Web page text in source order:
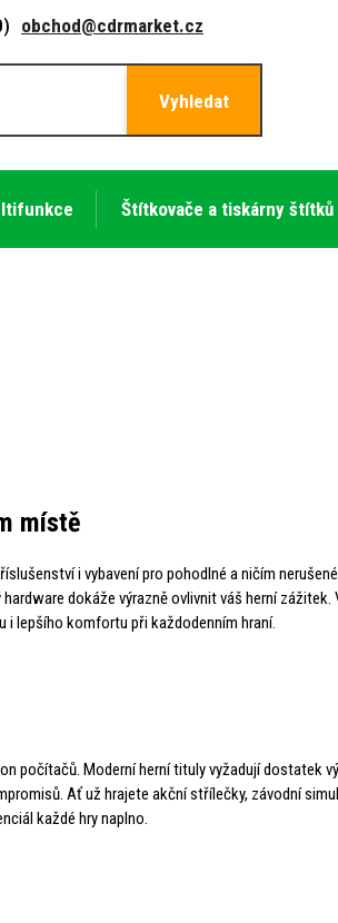
obchod@cdrmarket.cz
Vyhledat
Štítkovače a tiskárny štítků
místě
i vybavení pro pohodlné a ničím
dokáže výrazně ovlivnit váš herní
i lepšího komfortu při každodenním hraní.
počítačů. Moderní herní tituly vyžadují dostatek
Ať už hrajete akční střílečky, závodní
každé hry naplno.